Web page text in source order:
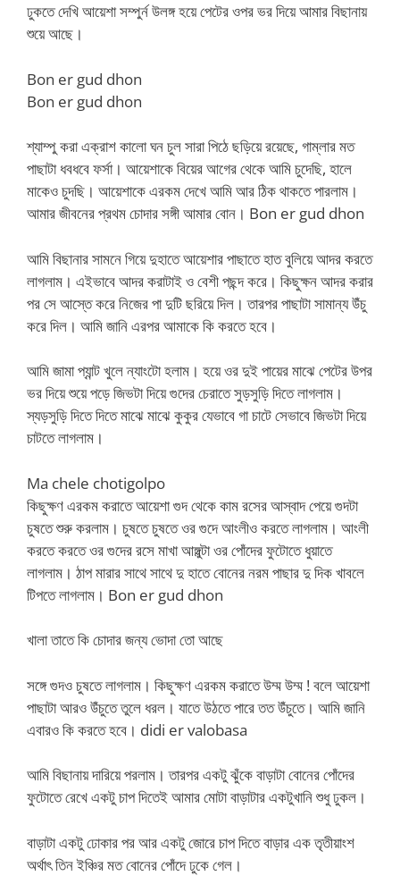
ঢুকতে দেখি আয়েশা সম্পুর্ন উলঙ্গ হয়ে পেটের ওপর ভর দিয়ে আমার বিছানায়
শুয়ে আছে।
Bon er gud dhon
Bon er gud dhon
শ্যাম্পু করা এক্রাশ কালো ঘন চুল সারা পিঠে ছড়িয়ে রয়েছে, গাম্লার মত
পাছাটা ধবধবে ফর্সা। আয়েশাকে বিয়ের আগের থেকে আমি চুদেছি, হালে
মাকেও চুদছি। আয়েশাকে এরকম দেখে আমি আর ঠিক থাকতে পারলাম।
আমার জীবনের প্রথম চোদার সঙ্গী আমার বোন। Bon er gud dhon
আমি বিছানার সামনে গিয়ে দুহাতে আয়েশার পাছাতে হাত বুলিয়ে আদর করতে
লাগলাম। এইভাবে আদর করাটাই ও বেশী পছন্দ করে। কিছুক্ষন আদর করার
পর সে আস্তে করে নিজের পা দুটি ছরিয়ে দিল। তারপর পাছাটা সামান্য উঁচু
করে দিল। আমি জানি এরপর আমাকে কি করতে হবে।
আমি জামা প্যান্ট খুলে ন্যাংটো হলাম। হয়ে ওর দুই পায়ের মাঝে পেটের উপর
ভর দিয়ে শুয়ে পড়ে জিভটা দিয়ে গুদের চেরাতে সুড়সুড়ি দিতে লাগলাম।
স্যড়সুড়ি দিতে দিতে মাঝে মাঝে কুকুর যেভাবে গা চাটে সেভাবে জিভটা দিয়ে
চাটতে লাগলাম।
Ma chele chotigolpo
কিছুক্ষণ এরকম করাতে আয়েশা গুদ থেকে কাম রসের আস্বাদ পেয়ে গুদটা
চুষতে শুরু করলাম। চুষতে চুষতে ওর গুদে আংলীও করতে লাগলাম। আংলী
করতে করতে ওর গুদের রসে মাখা আঙ্গুল্টা ওর পোঁদের ফুটোতে ধুয়াতে
লাগলাম। ঠাপ মারার সাথে সাথে দু হাতে বোনের নরম পাছার দু দিক খাবলে
টিপতে লাগলাম। Bon er gud dhon
খালা তাতে কি চোদার জন্য ভোদা তো আছে
সঙ্গে গুদও চুষতে লাগলাম। কিছুক্ষণ এরকম করাতে উম্ম উম্ম ! বলে আয়েশা
পাছাটা আরও উঁচুতে তুলে ধরল। যাতে উঠতে পারে তত উঁচুতে। আমি জানি
এবারও কি করতে হবে। didi er valobasa
আমি বিছানায় দারিয়ে পরলাম। তারপর একটু ঝুঁকে বাড়াটা বোনের পোঁদের
ফুটোতে রেখে একটু চাপ দিতেই আমার মোটা বাড়াটার একটুখানি শুধু ঢুকল।
বাড়াটা একটু ঢোকার পর আর একটু জোরে চাপ দিতে বাড়ার এক তৃতীয়াংশ
অর্থাৎ তিন ইঞ্চির মত বোনের পোঁদে ঢুকে গেল।